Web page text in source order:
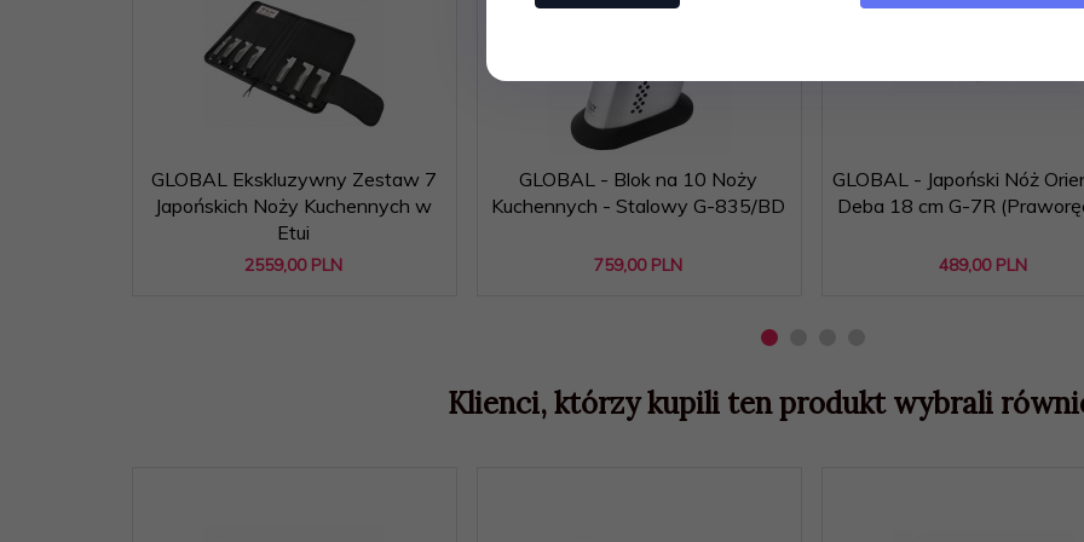
GLOBAL Ekskluzywny Zestaw 7
Japońskich Noży Kuchennych w
Etui
2559,00 PLN
GLOBAL - Blok na 10 Noży
Kuchennych - Stalowy G-835/BD
759,00 PLN
GLOBAL - Japoński Nóż
Deba 18 cm G-7R
489,00 PLN
Klienci, którzy kupili ten produkt wybrali